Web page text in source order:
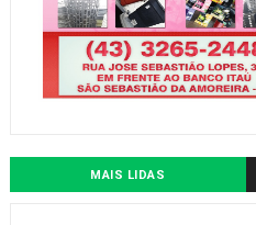
MAIS LIDAS